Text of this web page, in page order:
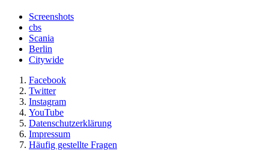
Screenshots
cbs
Scania
Berlin
Citywide
Facebook
Twitter
Instagram
YouTube
Datenschutzerklärung
Impressum
Häufig gestellte Fragen